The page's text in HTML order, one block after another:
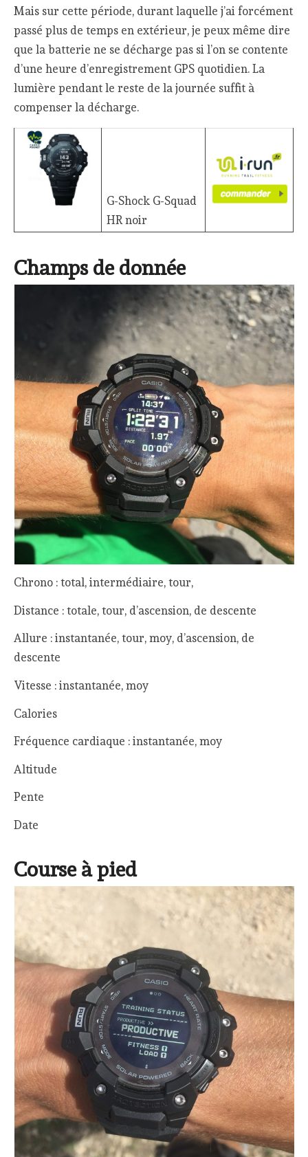
Mais sur cette période, durant laquelle j’ai forcément
passé plus de temps en extérieur, je peux même dire
que la batterie ne se décharge pas si l’on se contente
d’une heure d’enregistrement GPS quotidien. La
lumière pendant le reste de la journée suffit à
compenser la décharge.
G-Shock G-Squad
HR noir
Champs de donnée
Chrono : total, intermédiaire, tour,
Distance : totale, tour, d’ascension, de descente
Allure : instantanée, tour, moy, d’ascension, de
descente
Vitesse : instantanée, moy
Calories
Fréquence cardiaque : instantanée, moy
Altitude
Pente
Date
Course à pied